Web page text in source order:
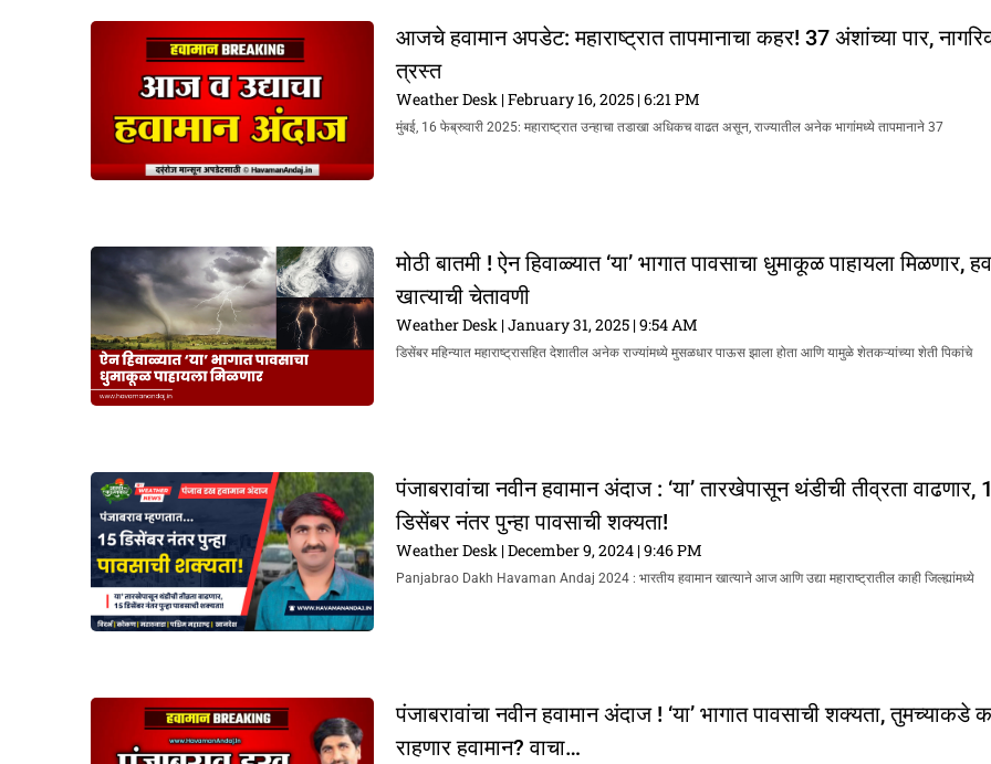
आजचे हवामान अपडेट: महाराष्ट्रात तापमानाचा कहर! 37 अंशांच्या पार,
त्रस्त
Weather Desk February 16, 2025 6:21 PM
मुंबई, 16 फेब्रुवारी 2025: महाराष्ट्रात उन्हाचा तडाखा अधिकच वाढत असून, राज्यातील अनेक भागांमध्ये तापमानाने 37
मोठी बातमी ! ऐन हिवाळ्यात ‘या’ भागात पावसाचा धुमाकूळ पाहायला मिळणार,
खात्याची चेतावणी
Weather Desk January 31, 2025 9:54 AM
डिसेंबर महिन्यात महाराष्ट्रासहित देशातील अनेक राज्यांमध्ये मुसळधार पाऊस झाला होता आणि यामुळे शेतकऱ्यांच्या शेती पिकांचे
पंजाबरावांचा नवीन हवामान अंदाज : ‘या’ तारखेपासून थंडीची तीव्रता वाढणार,
डिसेंबर नंतर पुन्हा पावसाची शक्यता!
Weather Desk December 9, 2024 9:46 PM
Panjabrao Dakh Havaman Andaj 2024 : भारतीय हवामान खात्याने आज आणि उद्या महाराष्ट्रातील काही जिल्ह्यांमध्ये
पंजाबरावांचा नवीन हवामान अंदाज ! ‘या’ भागात पावसाची शक्यता, तुमच्याकडे
राहणार हवामान? वाचा…